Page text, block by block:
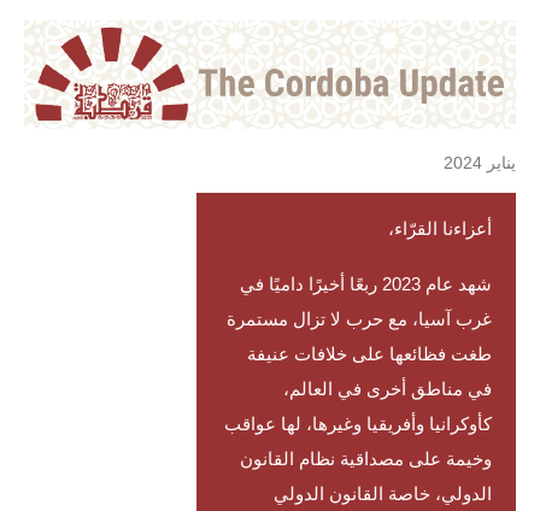
يناير 2024
أعزاءنا القرّاء،
شهد عام 2023 ربعًا أخيرًا داميًا في
غرب آسيا، مع حرب لا تزال مستمرة
طغت فظائعها على خلافات عنيفة
في مناطق أخرى في العالم،
كأوكرانيا وأفريقيا وغيرها، لها عواقب
وخيمة على مصداقية نظام القانون
الدولي، خاصة القانون الدولي